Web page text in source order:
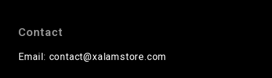
Contact
Email: contact@xalamstore.com